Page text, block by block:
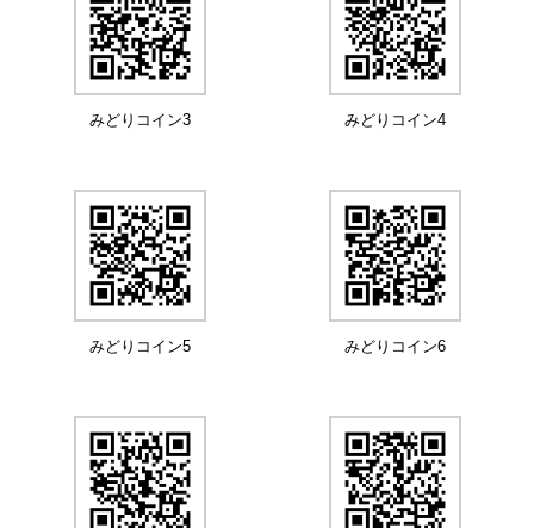
みどりコイン3 みどりコイン4
みどりコイン5 みどりコイン6